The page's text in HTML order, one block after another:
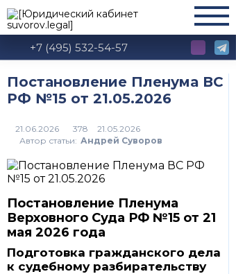
+7 (495) 532-54-57
Постановление Пленума ВС
РФ №15 от 21.05.2026
378
Автор статьи: Андрей Суворов
Постановление Пленума
Верховного Суда РФ №15 от 21
мая 2026 года
Подготовка гражданского дела
к судебному разбирательству